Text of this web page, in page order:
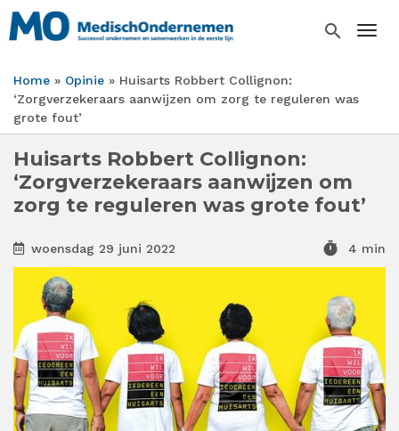
Overslaan
en
inhoud
gaan
search
Kruimelpad
Home Opinie
Huisarts Robbert Collignon:
‘Zorgverzekeraars aanwijzen om zorg te reguleren was
grote fout’
Huisarts Robbert Collignon:
‘Zorgverzekeraars aanwijzen om
zorg te reguleren was grote fout’
woensdag 29 juni 2022 timer 4 min